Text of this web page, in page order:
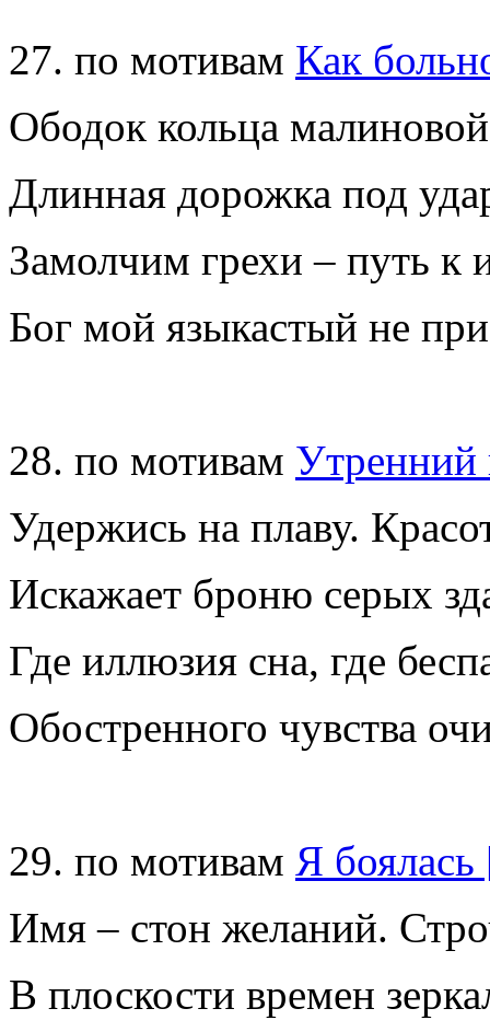
27. по мотивам Как
Ободок кольца
Длинная дорожка под
Замолчим грехи – путь
Бог мой языкастый не
28. по мотивам Утренний
Удержись на плаву.
Искажает броню серых
Где иллюзия сна, где
Обостренного чувства
29. по мотивам Я
Имя – стон желаний.
В плоскости времен